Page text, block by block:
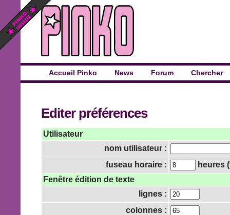
Accueil Pinko News Forum Chercher
Editer préférences
Utilisateur
nom utilisateur :
fuseau horaire :
heures
Fenêtre édition de texte
lignes :
colonnes :